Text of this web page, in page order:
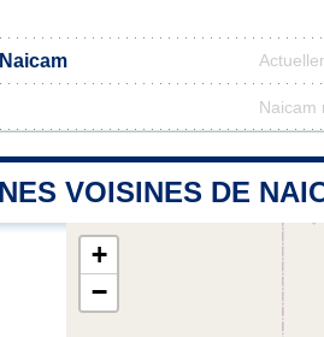
Naicam
VOISINES DE
+
−